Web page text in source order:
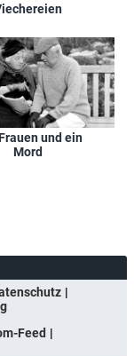
und ein
Mord
Feed